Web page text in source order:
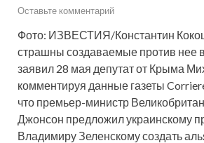
Оставьте комментарий
Фото: ИЗВЕСТИЯ/Константин
страшны создаваемые против нее
заявил 28 мая депутат от Крыма
комментируя данные газеты
что премьер-министр
Джонсон предложил украинскому
Владимиру Зеленскому создать